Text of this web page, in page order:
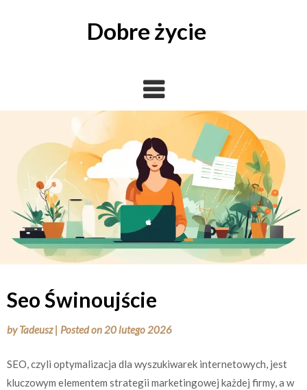
Dobre życie
Seo Świnoujście
byTadeusz | Posted on20 lutego 2026
SEO, czyli optymalizacja dla wyszukiwarek internetowych, jest
kluczowym elementem strategii marketingowej każdej firmy, a w